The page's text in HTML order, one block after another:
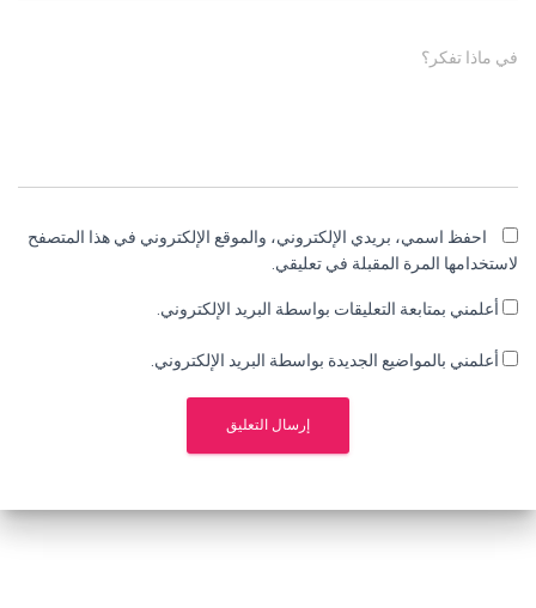
في ماذا تفكر؟
احفظ اسمي، بريدي الإلكتروني، والموقع الإلكتروني في هذا المتصفح
لاستخدامها المرة المقبلة في تعليقي.
أعلمني بمتابعة التعليقات بواسطة البريد الإلكتروني.
أعلمني بالمواضيع الجديدة بواسطة البريد الإلكتروني.